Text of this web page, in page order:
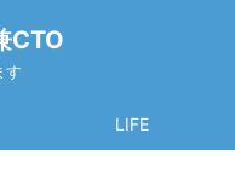
CTO
す
LIFE